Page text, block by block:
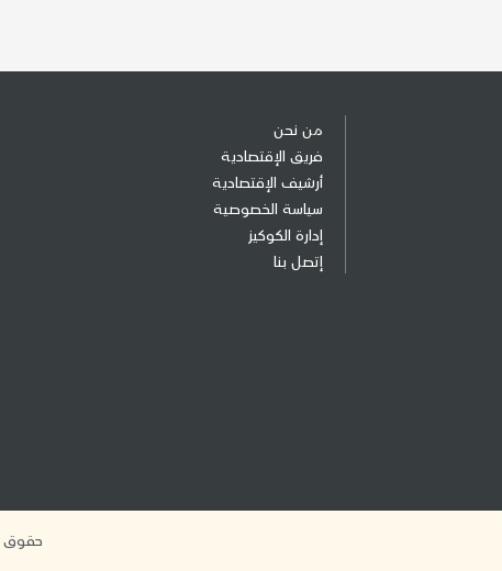
من نحن
فريق الإقتصادية
أرشيف الإقتصادية
سياسة الخصوصية
إدارة الكوكيز
إتصل بنا
حقوق